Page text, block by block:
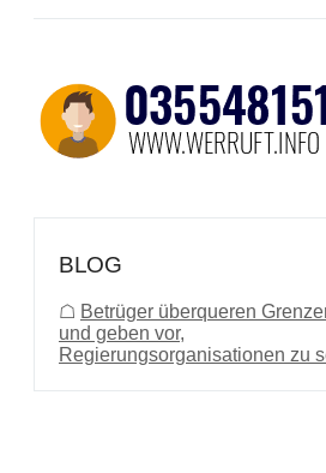
BLOG
☖ Betrüger überqueren
und geben vor,
Regierungsorganisationen zu